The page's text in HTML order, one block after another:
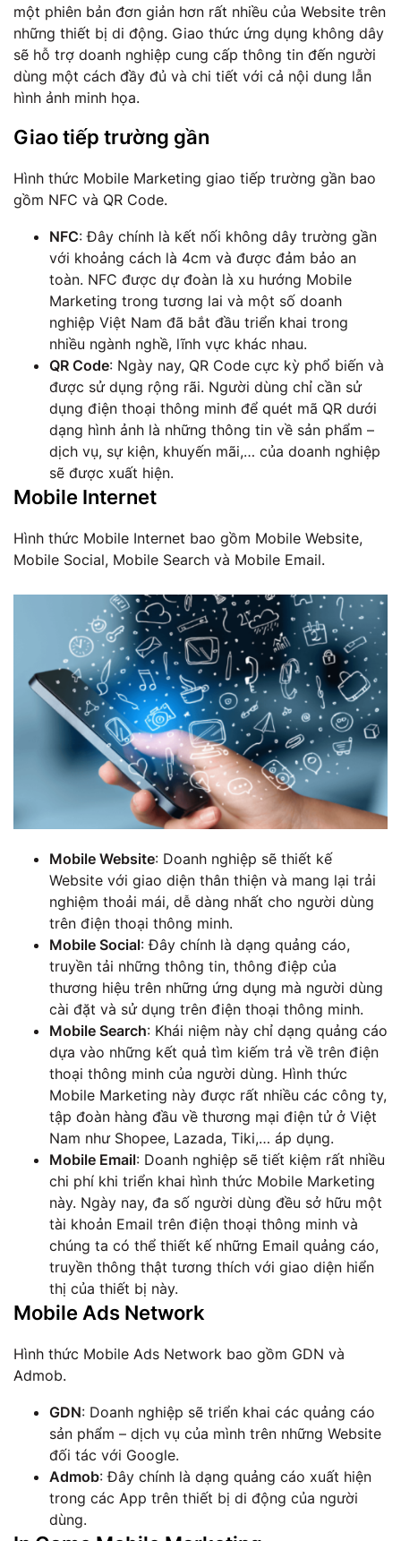
một phiên bản đơn giản hơn rất nhiều của Website trên
những thiết bị di động. Giao thức ứng dụng không dây
sẽ hỗ trợ doanh nghiệp cung cấp thông tin đến người
dùng một cách đầy đủ và chi tiết với cả nội dung lẫn
hình ảnh minh họa.
Giao tiếp trường gần
Hình thức Mobile Marketing giao tiếp trường gần bao
gồm NFC và QR Code.
NFC: Đây chính là kết nối không dây trường gần
với khoảng cách là 4cm và được đảm bảo an
toàn. NFC được dự đoàn là xu hướng Mobile
Marketing trong tương lai và một số doanh
nghiệp Việt Nam đã bắt đầu triển khai trong
nhiều ngành nghề, lĩnh vực khác nhau.
QR Code: Ngày nay, QR Code cực kỳ phổ biến và
được sử dụng rộng rãi. Người dùng chỉ cần sử
dụng điện thoại thông minh để quét mã QR dưới
dạng hình ảnh là những thông tin về sản phẩm –
dịch vụ, sự kiện, khuyến mãi,… của doanh nghiệp
sẽ được xuất hiện.
Mobile Internet
Hình thức Mobile Internet bao gồm Mobile Website,
Mobile Social, Mobile Search và Mobile Email.
Mobile Website: Doanh nghiệp sẽ thiết kế
Website với giao diện thân thiện và mang lại trải
nghiệm thoải mái, dễ dàng nhất cho người dùng
trên điện thoại thông minh.
Mobile Social: Đây chính là dạng quảng cáo,
truyền tải những thông tin, thông điệp của
thương hiệu trên những ứng dụng mà người dùng
cài đặt và sử dụng trên điện thoại thông minh.
Mobile Search: Khái niệm này chỉ dạng quảng cáo
dựa vào những kết quả tìm kiếm trả về trên điện
thoại thông minh của người dùng. Hình thức
Mobile Marketing này được rất nhiều các công ty,
tập đoàn hàng đầu về thương mại điện tử ở Việt
Nam như Shopee, Lazada, Tiki,… áp dụng.
Mobile Email: Doanh nghiệp sẽ tiết kiệm rất nhiều
chi phí khi triển khai hình thức Mobile Marketing
này. Ngày nay, đa số người dùng đều sở hữu một
tài khoản Email trên điện thoại thông minh và
chúng ta có thể thiết kế những Email quảng cáo,
truyền thông thật tương thích với giao diện hiển
thị của thiết bị này.
Mobile Ads Network
Hình thức Mobile Ads Network bao gồm GDN và
Admob.
GDN: Doanh nghiệp sẽ triển khai các quảng cáo
sản phẩm – dịch vụ của mình trên những Website
đối tác với Google.
Admob: Đây chính là dạng quảng cáo xuất hiện
trong các App trên thiết bị di động của người
dùng.